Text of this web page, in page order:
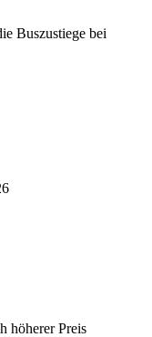
Buszustiege bei
höherer Preis